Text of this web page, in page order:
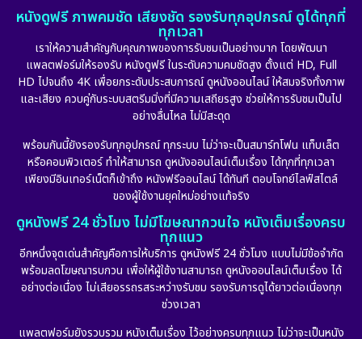
หนังดูฟรี ภาพคมชัด เสียงชัด รองรับทุกอุปกรณ์ ดูได้ทุกที่
ทุกเวลา
เราให้ความสำคัญกับคุณภาพของการรับชมเป็นอย่างมาก โดยพัฒนา
แพลตฟอร์มให้รองรับ หนังดูฟรี ในระดับความคมชัดสูง ตั้งแต่ HD, Full
HD ไปจนถึง 4K เพื่อยกระดับประสบการณ์ ดูหนังออนไลน์ ให้สมจริงทั้งภาพ
และเสียง ควบคู่กับระบบสตรีมมิ่งที่มีความเสถียรสูง ช่วยให้การรับชมเป็นไป
อย่างลื่นไหล ไม่มีสะดุด
พร้อมกันนี้ยังรองรับทุกอุปกรณ์ ทุกระบบ ไม่ว่าจะเป็นสมาร์ทโฟน แท็บเล็ต
หรือคอมพิวเตอร์ ทำให้สามารถ ดูหนังออนไลน์เต็มเรื่อง ได้ทุกที่ทุกเวลา
เพียงมีอินเทอร์เน็ตก็เข้าถึง หนังฟรีออนไลน์ ได้ทันที ตอบโจทย์ไลฟ์สไตล์
ของผู้ใช้งานยุคใหม่อย่างแท้จริง
ดูหนังฟรี 24 ชั่วโมง ไม่มีโฆษณากวนใจ หนังเต็มเรื่องครบ
ทุกแนว
อีกหนึ่งจุดเด่นสำคัญคือการให้บริการ ดูหนังฟรี 24 ชั่วโมง แบบไม่มีข้อจำกัด
พร้อมลดโฆษณารบกวน เพื่อให้ผู้ใช้งานสามารถ ดูหนังออนไลน์เต็มเรื่อง ได้
อย่างต่อเนื่อง ไม่เสียอรรถรสระหว่างรับชม รองรับการดูได้ยาวต่อเนื่องทุก
ช่วงเวลา
แพลตฟอร์มยังรวบรวม หนังเต็มเรื่อง ไว้อย่างครบทุกแนว ไม่ว่าจะเป็นหนัง